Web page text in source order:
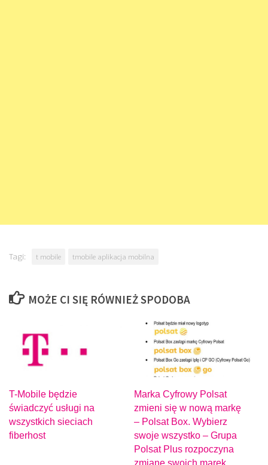
Tagi: t mobile tmobile aplikacja mobilna
MOŻE CI SIĘ RÓWNIEŻ SPODOBA
T-Mobile będzie
świadczyć usługi na
wszystkich sieciach
fiberhost
Marka Cyfrowy Polsat
zmieni się w nową markę
– Polsat Box. Wybierz
swoje wszystko – Grupa
Polsat Plus rozpoczyna